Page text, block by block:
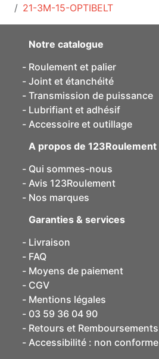
21-3M-15-OPTIBELT
Notre catalogue
Roulement et palier
Joint et étanchéité
Transmission de puissance
Lubrifiant et adhésif
Accessoire et outillage
A propos de 123Roulement
Qui sommes-nous
Avis 123Roulement
Nos marques
Garanties & services
Livraison
FAQ
Moyens de paiement
CGV
Mentions légales
03 59 36 04 90
Retours et Remboursements
Accessibilité : non conforme